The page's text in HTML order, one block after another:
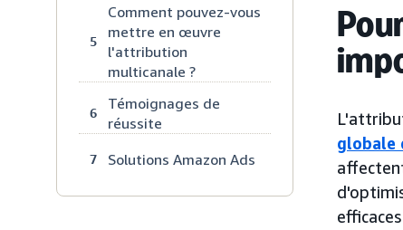
5
Comment pouvez-vous
mettre en œuvre
l'attribution
multicanale ?
6
Témoignages de
réussite
7 Solutions Amazon Ads
globale